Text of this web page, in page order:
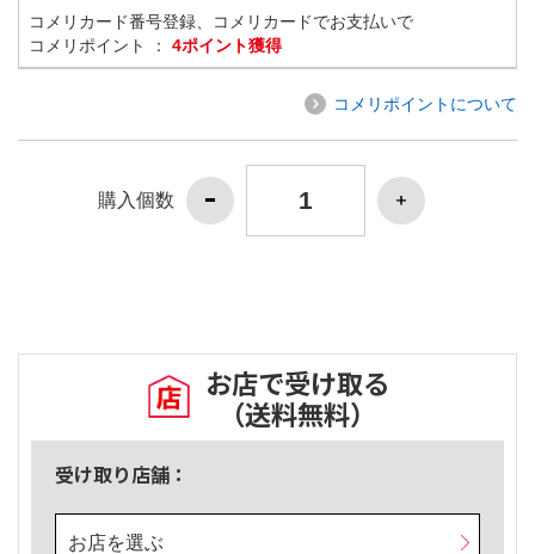
コメリカード番号登録、コメリカードでお支払いで
コメリポイント ： 4ポイント獲得
コメリポイントについて
購入個数
お店で受け取る
（送料無料）
受け取り店舗：
お店を選ぶ